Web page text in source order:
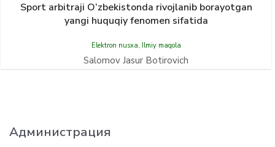
Sport аrbitrаji O‘zbekistondа rivojlаnib borаyotgаn
yangi huquqiy fenomen sifаtidа
Elektron nusxa, Ilmiy maqola
Salomov Jasur Botirovich
Администрация